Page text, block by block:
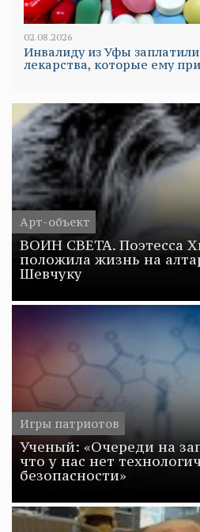
02.08.2026
Инвалиду из Уфы
лекарства, которые ему
Арт-объект
ВОИН СВЕТА. Поэтесса
положила жизнь на
Шевчуку
Игры патриотов
Ученый: «Очереди на
что у нас нет
безопасности»